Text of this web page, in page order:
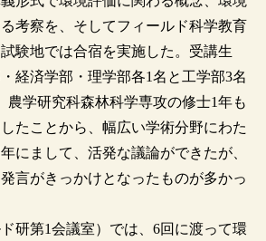
考察を、そしてフィールド科学教育
験地では合宿を実施した。受講生
経済学部・理学部各1名と工学部3名
農学研究科森林科学専攻の修士1年も
たことから、幅広い学術分野にわた
にまして、活発な議論ができたが、
言がきっかけとなったものが多かっ
研第1会議室）では、6回に渡って環